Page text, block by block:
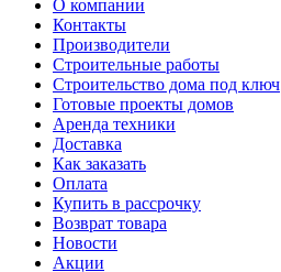
О компании
Контакты
Производители
Строительные работы
Строительство дома под ключ
Готовые проекты домов
Аренда техники
Доставка
Как заказать
Оплата
Купить в рассрочку
Возврат товара
Новости
Акции